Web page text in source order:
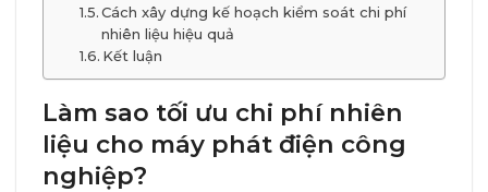
Cách xây dựng kế hoạch kiểm soát chi phí
nhiên liệu hiệu quả
Kết luận
Làm sao tối ưu chi phí nhiên
liệu cho máy phát điện công
nghiệp?